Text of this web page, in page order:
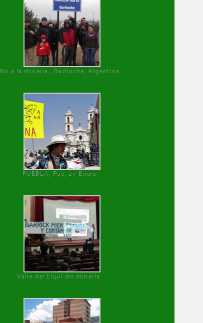
No a la minería , Bariloche, Argentina
PUEBLA, Pue, 27 Enero
Valle del Elqui sin minería.